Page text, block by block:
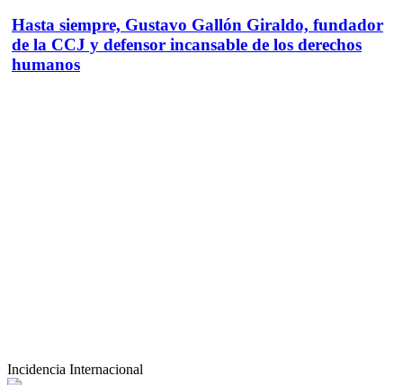
Hasta siempre, Gustavo Gallón Giraldo, fundador
de la CCJ y defensor incansable de los derechos
humanos
Incidencia Internacional